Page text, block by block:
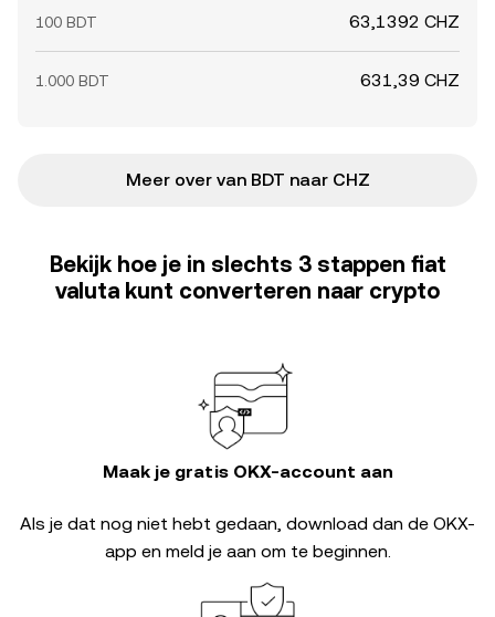
100 BDT 63,1392 CHZ
1.000 BDT 631,39 CHZ
Meer over van BDT naar CHZ
Bekijk hoe je in slechts 3 stappen fiat
valuta kunt converteren naar crypto
Maak je gratis OKX-account aan
Als je dat nog niet hebt gedaan, download dan de OKX-
app en meld je aan om te beginnen.